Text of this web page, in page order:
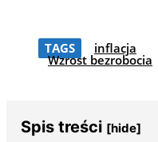
TAGS inflacja
Wzrost bezrobocia
Spis treści [hide]